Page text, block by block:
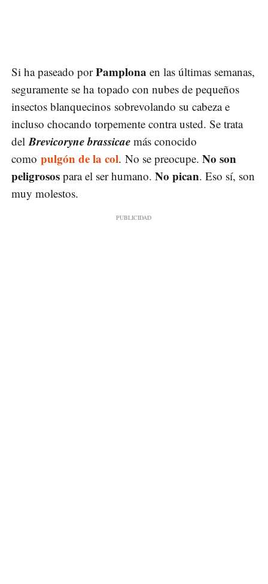
Si ha paseado porPamplona en las últimas semanas,
seguramente se ha topado con nubes de pequeños
insectos blanquecinos sobrevolando su cabeza e
incluso chocando torpemente contra usted. Se trata
delBrevicoryne brassicae más conocido
como pulgón de la col. No se preocupe. No son
peligrosos para el ser humano. No pican. Eso sí, son
muy molestos.